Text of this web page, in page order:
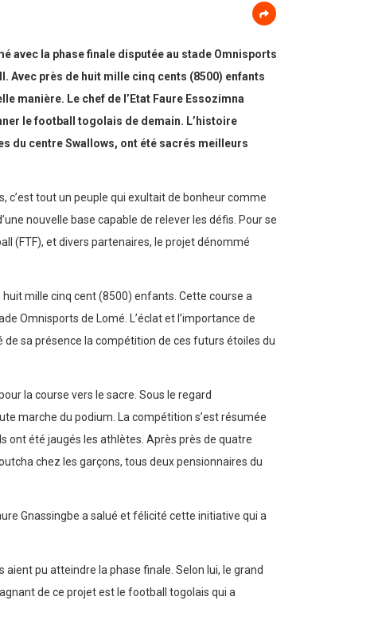
avec la phase finale disputée au stade Omnisports
Avec près de huit mille cinq cents (8500) enfants
manière. Le chef de l’Etat Faure Essozimna
le football togolais de demain. L’histoire
du centre Swallows, ont été sacrés meilleurs
c’est tout un peuple qui exultait de bonheur comme
nouvelle base capable de relever les défis. Pour se
(FTF), et divers partenaires, le projet dénommé
mille cinq cent (8500) enfants. Cette course a
Omnisports de Lomé. L’éclat et l’importance de
de sa présence la compétition de ces futurs étoiles du
la course vers le sacre. Sous le regard
marche du podium. La compétition s’est résumée
ont été jaugés les athlètes. Après près de quatre
chez les garçons, tous deux pensionnaires du
Gnassingbe a salué et félicité cette initiative qui a
pu atteindre la phase finale. Selon lui, le grand
de ce projet est le football togolais qui a